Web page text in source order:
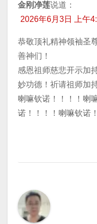
金刚净莲说道：
2026年6月3日 上午
恭敬顶礼精神领袖圣
善神们！
感恩祖师慈悲开示加
妙功德！祈请祖师加
喇嘛钦诺！！！！喇
诺！！！！喇嘛钦诺